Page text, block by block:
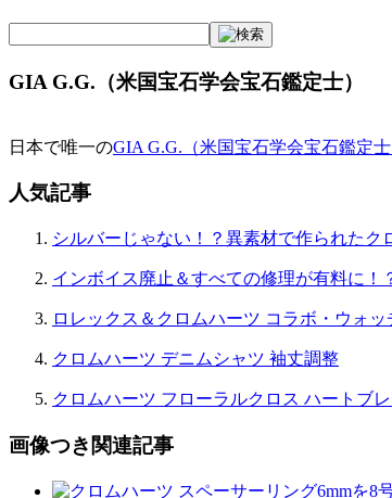
ナ
ビ
ゲ
シ
ョ
GIA G.G.（米国宝石学会宝石鑑定士）
日本で唯一のGIA G.G.（米国宝石学会宝石鑑定士
人気記事
シルバーじゃない！？異素材で作られたク
インボイス廃止＆すべての修理が有料に！
ロレックス＆クロムハーツ コラボ・ウォッ
クロムハーツ デニムシャツ 袖丈調整
クロムハーツ フローラルクロス ハートブ
画像つき関連記事